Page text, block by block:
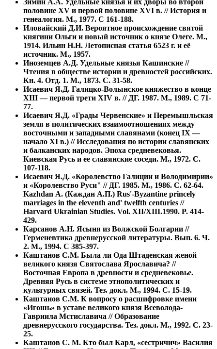
половине XV и первой половине XVI в. // История и
генеалогия. М., 1977. С 161-188.
Иловайский Д.И. Вероятное происхождение святой
княгини Ольги и новый источник о князе Олеге. М.,
1914. Ильин Н.Н. Летописная статья 6523 г. и её
источник. М., 1957.
Иноземцев А.Д. Удельные князья Кашинские //
Чтения в обществе истории и древностей российских.
Кн. 4. Отд. 1. М., 1873. С. 31-58.
Исаевич Я.Д. Галицко-Волынское княжество в конце
XIII — первой трети XIV в. // ДГ. 1987. М., 1989. С 71-
77.
Исаевич Я.Д. «Грады Червенские» и Перемышльская
земля в политических взаимоотношениях между
восточными и западными славянами (конец IX —
начало XI в.) // Исследования по истории славянских
и балканских народов. Эпоха средневековья.
Киевская Русь и ее славянские соседи. М., 1972. С.
107-118.
Исаевич Я.Д. «Королевство Галиции и Володимирии»
и «Королевство Руси" // ДГ. 1985. М., 1986. С. 62-64.
Kazhdan А. (Каждан А.П.) Rus'-Byzantine princely
marriages in the eleventh and' twelfth centuries //
Harvard Ukrainian Studies. Vol. XII/XIII.1990. P. 414-
429.
Карсанов А.Н. Ясыня из Волжской Болгарии //
Герменевтика древнерусской литературы. Вып. 6. Ч.
2. М., 1994. С 385-397.
Каштанов С.М. Была ли Ода Штаденская женой
великого князя Святослава Ярославича? //
Восточная Европа в древности и средневековье.
Древняя Русь в системе этнополитических и
культурных связей. Тез. докл. М., 1994. С. 15-19.
Каштанов С.М. К вопросу о расшифровке имени
«Игошь» в уставе великого князя Всеволода-
Гавриила Мстиславича // Образование
древнерусского государства. Тез. докл. М., 1992. С. 23-
25.
Каштанов С. М. Кто был Карл, «сестричич» Василия